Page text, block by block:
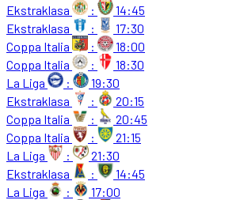
Ekstraklasa
:
14:45
Ekstraklasa
:
17:30
Coppa Italia
:
18:00
Coppa Italia
:
18:30
La Liga
:
19:30
Ekstraklasa
:
20:15
Coppa Italia
:
20:45
Coppa Italia
:
21:15
La Liga
:
21:30
Ekstraklasa
:
14:45
La Liga
:
17:00